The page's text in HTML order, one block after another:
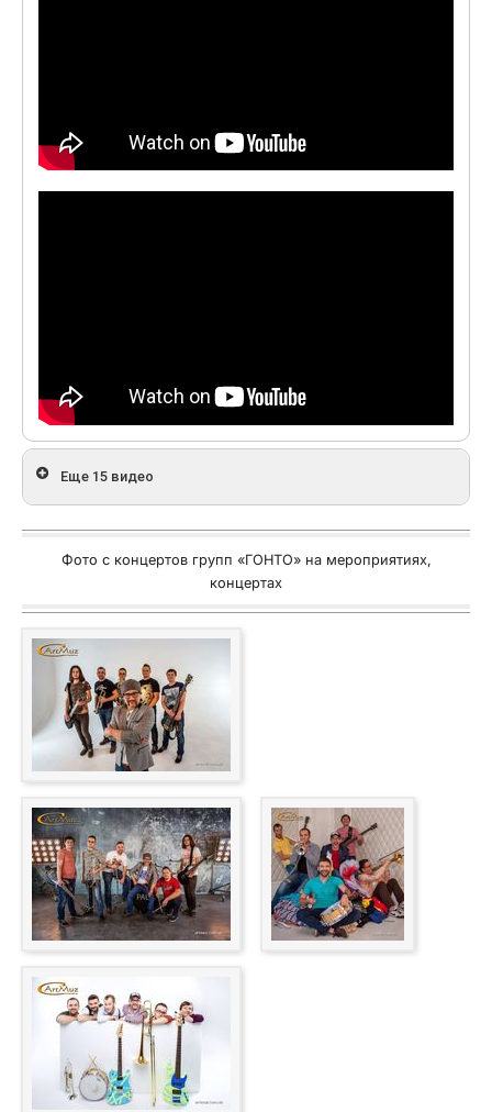
Еще 15 видео
Фото с концертов групп «ГОНТО» на мероприятиях,
концертах